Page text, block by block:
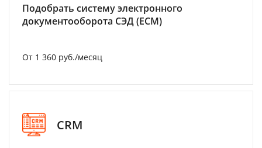
Подобрать систему электронного
документооборота СЭД (ECM)
От 1 360 руб./месяц
CRM